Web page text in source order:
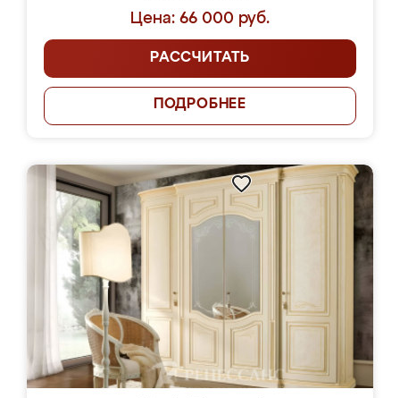
Цена: 66 000 руб.
РАССЧИТАТЬ
ПОДРОБНЕЕ